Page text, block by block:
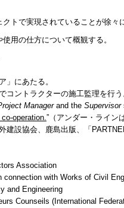
トで実現されていることが徐々
用の仕方について概観する。
にあたる。
ントラクターの施工監理を行う
Managerand the Supervisor
operation.”（アンダー・ライン
設協会、鹿島出版、「
Association
with Works of Civil
and Engineering
Counseils (International